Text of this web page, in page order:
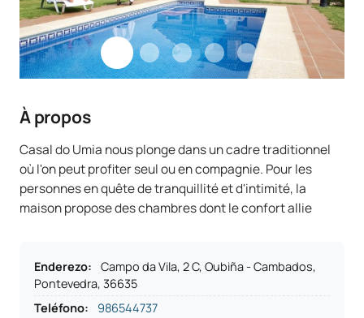
À propos
Casal do Umia nous plonge dans un cadre traditionnel
où l'on peut profiter seul ou en compagnie. Pour les
personnes en quête de tranquillité et d'intimité, la
maison propose des chambres dont le confort allie
Enderezo:
Campo da Vila, 2 C, Oubiña - Cambados,
Pontevedra, 36635
Teléfono:
986544737